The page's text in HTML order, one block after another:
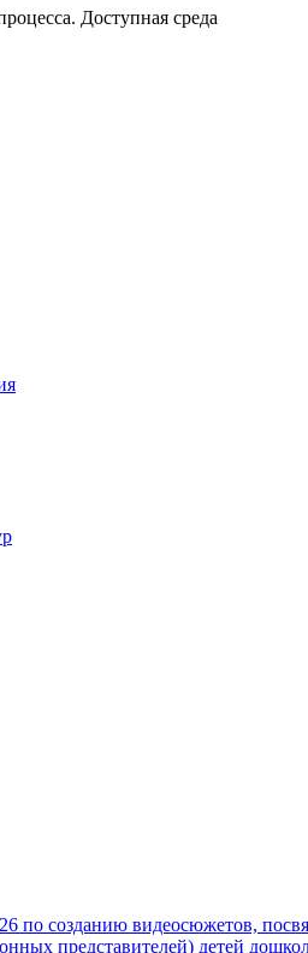
Доступная среда
созданию видеосюжетов,
представителей) детей